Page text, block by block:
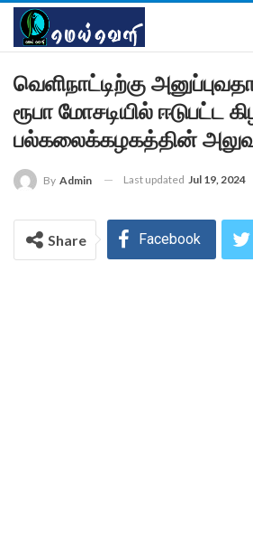
வெளிநாட்டிற்கு
ரூபா மோசடியில் ஈடுபட்ட
பல்கலைக்கழகத்தின்
By Admin Last updated Jul 19, 2024
Share Facebook